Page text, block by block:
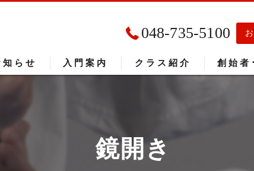
048-735-5100
知らせ 入門案内 クラス紹介 創始者
鏡開き